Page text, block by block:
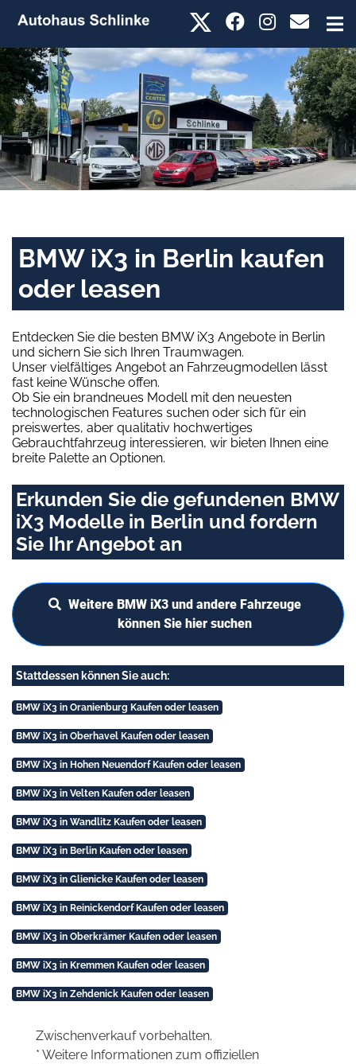
BMW iX3 in Berlin kaufen
oder leasen
Entdecken Sie die besten BMW iX3 Angebote in Berlin
und sichern Sie sich Ihren Traumwagen.
Unser vielfältiges Angebot an Fahrzeugmodellen lässt
fast keine Wünsche offen.
Ob Sie ein brandneues Modell mit den neuesten
technologischen Features suchen oder sich für ein
preiswertes, aber qualitativ hochwertiges
Gebrauchtfahrzeug interessieren, wir bieten Ihnen eine
breite Palette an Optionen.
Erkunden Sie die gefundenen BMW
iX3 Modelle in Berlin und fordern
Sie Ihr Angebot an
Weitere BMW iX3 und andere Fahrzeuge
können Sie hier suchen
Stattdessen können Sie auch:
BMW iX3 in Oranienburg Kaufen oder leasen
BMW iX3 in Oberhavel Kaufen oder leasen
BMW iX3 in Hohen Neuendorf Kaufen oder leasen
BMW iX3 in Velten Kaufen oder leasen
BMW iX3 in Wandlitz Kaufen oder leasen
BMW iX3 in Berlin Kaufen oder leasen
BMW iX3 in Glienicke Kaufen oder leasen
BMW iX3 in Reinickendorf Kaufen oder leasen
BMW iX3 in Oberkrämer Kaufen oder leasen
BMW iX3 in Kremmen Kaufen oder leasen
BMW iX3 in Zehdenick Kaufen oder leasen
Zwischenverkauf vorbehalten.
* Weitere Informationen zum offiziellen